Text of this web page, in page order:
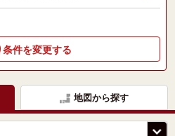
条件を変更する
地図から探す